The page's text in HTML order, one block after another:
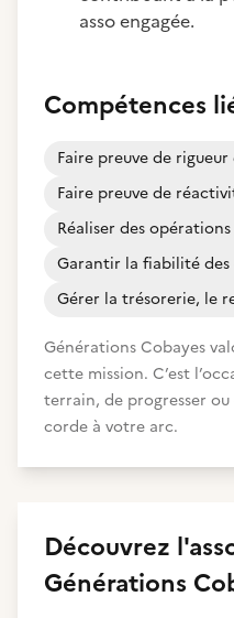
asso engagée.
Compétences
Faire preuve de
Faire preuve de
Réaliser des
Gérer la trésorerie, le
Générations Cobayes
cette mission. C’est
terrain, de progresser
corde à votre arc.
Découvrez
Générations